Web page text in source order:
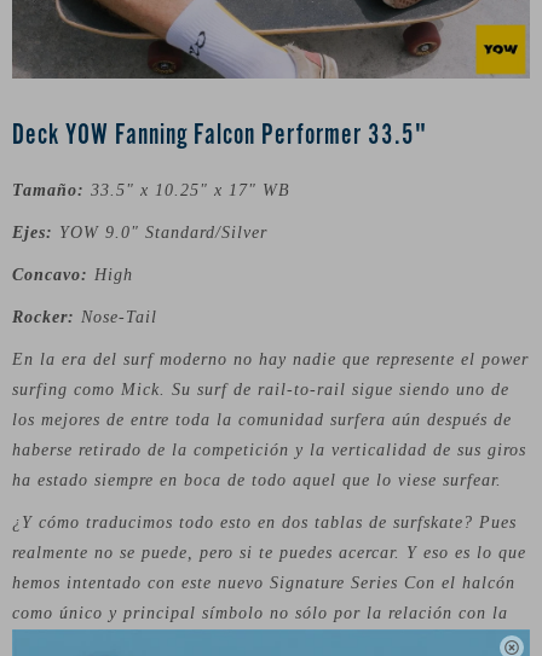

Deck YOW Fanning Falcon Performer 33.5"
Tamaño: 33.5" x 10.25" x 17" WB
Ejes: YOW 9.0" Standard/Silver
Concavo: High
Rocker: Nose-Tail
En la era del surf moderno no hay nadie que represente el power
surfing como Mick. Su surf de rail-to-rail sigue siendo uno de
los mejores de entre toda la comunidad surfera aún después de
haberse retirado de la competición y la verticalidad de sus giros
ha estado siempre en boca de todo aquel que lo viese surfear.
¿Y cómo traducimos todo esto en dos tablas de surfskate? Pues
realmente no se puede, pero si te puedes acercar. Y eso es lo que
hemos intentado con este nuevo Signature Series Con el halcón
como único y principal símbolo no sólo por la relación con la